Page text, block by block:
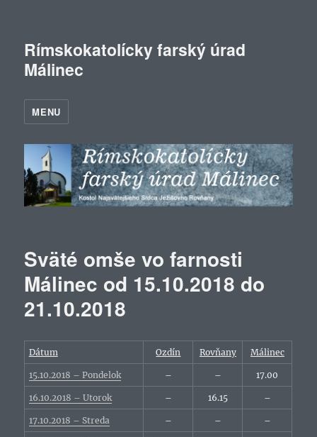
Rímskokatolícky farský úrad
Málinec
MENU
Sväté omše vo farnosti
Málinec od 15.10.2018 do
21.10.2018
Dátum Ozdín Rovňany Málinec
15.10.2018 – Pondelok – – 17.00
16.10.2018 – Utorok – 16.15 –
17.10.2018 – Streda – – –